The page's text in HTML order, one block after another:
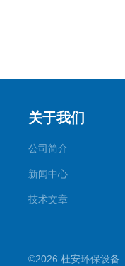
关于我们
公司简介
新闻中心
技术文章
©2026 杜安环保设